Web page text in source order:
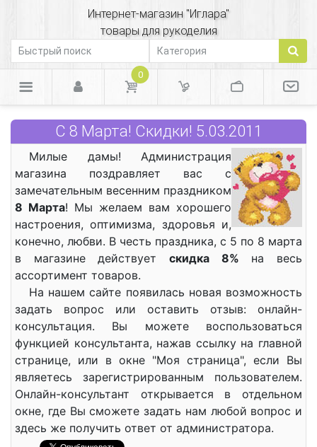
Интернет-магазин "Иглара"
товары для рукоделия
0
С 8 Марта! Скидки! 5.03.2011
Милые дамы! Администрация
магазина поздравляет вас с
замечательным весенним праздником
8 Марта! Мы желаем вам хорошего
настроения, оптимизма, здоровья и,
конечно, любви. В честь праздника, с 5 по 8 марта
в магазине действует скидка 8% на весь
ассортимент товаров.
На нашем сайте появилась новая возможность
задать вопрос или оставить отзыв: онлайн-
консультация. Вы можете воспользоваться
функцией консультанта, нажав ссылку на главной
странице, или в окне "Моя страница", если Вы
являетесь зарегистрированным пользователем.
Онлайн-консультант открывается в отдельном
окне, где Вы сможете задать нам любой вопрос и
здесь же получить ответ от администратора.